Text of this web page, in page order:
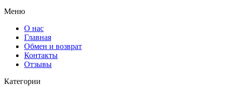
Меню
О нас
Главная
Обмен и возврат
Контакты
Отзывы
Категории